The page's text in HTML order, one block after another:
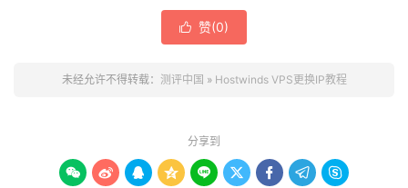
 赞(0)
未经允许不得转载： 测评中国 » Hostwinds VPS更换IP教程
分享到
        